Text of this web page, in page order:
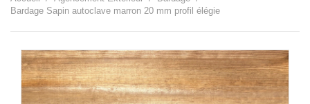
Bardage Sapin autoclave marron 20 mm profil élégie